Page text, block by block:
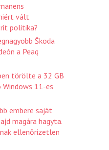
vált
politika?
Škoda
a Peaq
törölte a 32 GB
11-es
embere saját
magára hagyta.
ellenőrizetlen